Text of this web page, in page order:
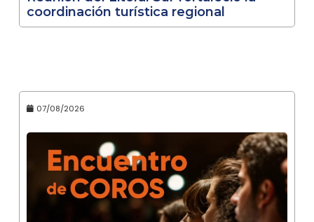
coordinación turística regional
07/08/2026